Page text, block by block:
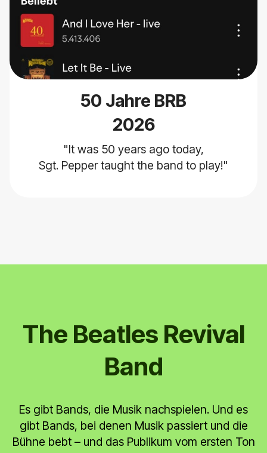
50 Jahre BRB
2026
"It was 50 years ago today,
Sgt. Pepper taught the band to play!"
The Beatles Revival
Band
Es gibt Bands, die Musik nachspielen. Und es
gibt Bands, bei denen Musik passiert und die
Bühne bebt – und das Publikum vom ersten Ton